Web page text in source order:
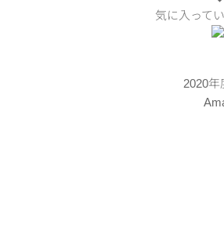
気に入って
2020年